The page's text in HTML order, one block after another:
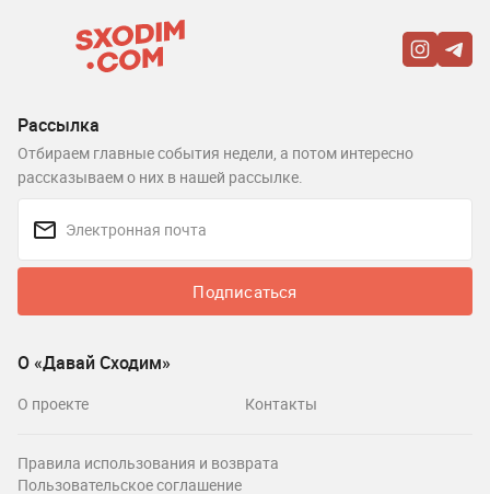
Рассылка
Отбираем главные события недели, а потом интересно
рассказываем о них в нашей рассылке.
Подписаться
О «Давай Сходим»
О проекте Контакты
Правила использования и возврата
Пользовательское соглашение